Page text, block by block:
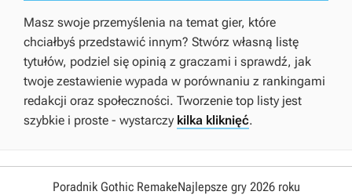
Masz swoje przemyślenia na temat gier, które
chciałbyś przedstawić innym? Stwórz własną listę
tytułów, podziel się opinią z graczami i sprawdź, jak
twoje zestawienie wypada w porównaniu z rankingami
redakcji oraz społeczności. Tworzenie top listy jest
szybkie i proste - wystarczy kilka kliknięć.
Poradnik Gothic RemakeNajlepsze gry 2026 roku